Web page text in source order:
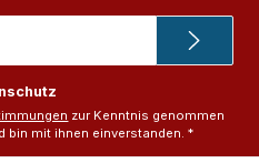
zur Kenntnis genommen
bin mit ihnen einverstanden. *